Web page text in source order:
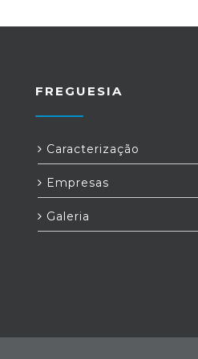
FREGUESIA
Caracterização
Empresas
Galeria